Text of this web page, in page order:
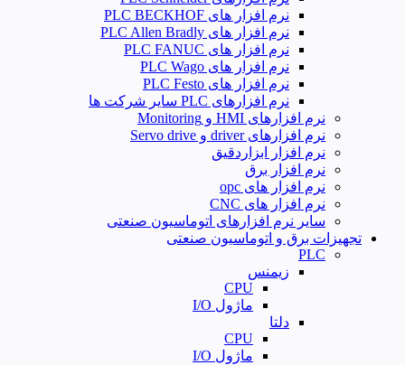
نرم افزار های PLC BECKHOF
نرم افزار های PLC Allen Bradly
نرم افزار های PLC FANUC
نرم افزار های PLC Wago
نرم افزار های PLC Festo
نرم افزارهای PLC سایر شرکت ها
نرم افزارهای HMI و Monitoring
نرم افزارهای driver و Servo drive
نرم افزار ابزاردقیق
نرم افزار برق
نرم افزار های opc
نرم افزار های CNC
سایر نرم افزارهای اتوماسیون صنعتی
تجهیزات برق و اتوماسیون صنعتی
PLC
زیمنس
CPU
ماژول I/O
دلتا
CPU
ماژول I/O